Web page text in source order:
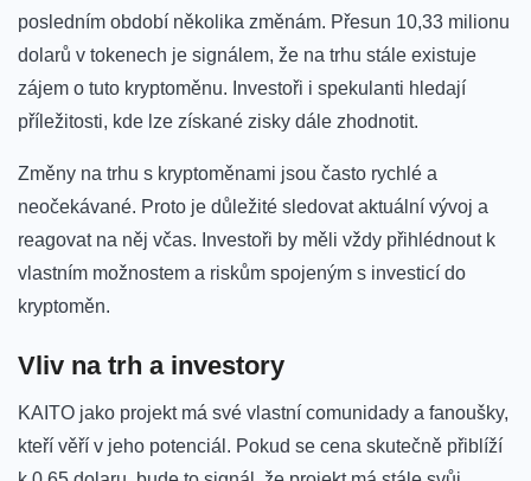
posledním období několika změnám. Přesun 10,33 milionu
dolarů v tokenech je signálem, že na trhu stále existuje
‍zájem‍ o tuto kryptoměnu.‍ Investoři i spekulanti ⁢hledají
příležitosti, kde lze získané zisky‍ dále zhodnotit.
Změny na trhu ​s kryptoměnami jsou často rychlé a
neočekávané. Proto je důležité sledovat aktuální vývoj a
⁤reagovat na něj včas. Investoři by měli‍ vždy přihlédnout k
vlastním možnostem a ⁤riskům​ spojeným s ⁤investicí do
kryptoměn.
Vliv⁢ na trh‌ a investory
KAITO jako projekt má své vlastní comunidady a fanoušky,
kteří věří v‍ jeho potenciál. Pokud se cena⁣ skutečně přiblíží‌